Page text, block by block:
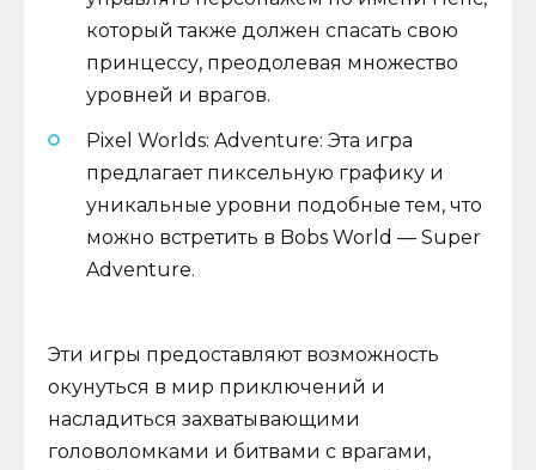
который также должен спасать свою
принцессу, преодолевая множество
уровней и врагов.
Pixel Worlds: Adventure: Эта игра
предлагает пиксельную графику и
уникальные уровни подобные тем, что
можно встретить в Bobs World — Super
Adventure.
Эти игры предоставляют возможность
окунуться в мир приключений и
насладиться захватывающими
головоломками и битвами с врагами,